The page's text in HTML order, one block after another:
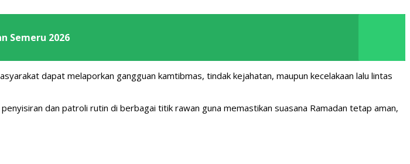
Semeru 2026
dapat melaporkan gangguan kamtibmas, tindak kejahatan, maupun kecelakaan lalu lintas
dan patroli rutin di berbagai titik rawan guna memastikan suasana Ramadan tetap aman,